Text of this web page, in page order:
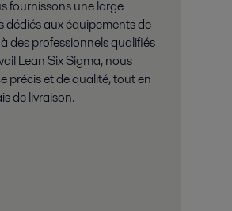
fournissons une large
dédiés aux équipements de
des professionnels qualifiés
Lean Six Sigma, nous
précis et de qualité, tout en
de livraison.